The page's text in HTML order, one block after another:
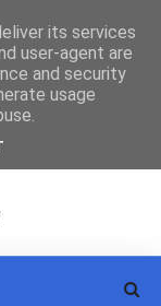
its services
user-agent are
and security
usage